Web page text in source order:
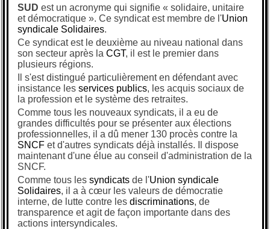
SUD est un acronyme qui signifie « solidaire, unitaire
et démocratique ». Ce syndicat est membre de l'Union
syndicale Solidaires.
Ce syndicat est le deuxième au niveau national dans
son secteur après la CGT, il est le premier dans
plusieurs régions.
Il s'est distingué particulièrement en défendant avec
insistance les services publics, les acquis sociaux de
la profession et le système des retraites.
Comme tous les nouveaux syndicats, il a eu de
grandes difficultés pour se présenter aux élections
professionnelles, il a dû mener 130 procès contre la
SNCFet d'autres syndicats déjà installés. Il dispose
maintenant d'une élue au conseil d'administration de la
SNCF.
Comme tous les syndicatsde l'Union syndicale
Solidaires, il a à cœur les valeurs de démocratie
interne, de lutte contre les discriminations, de
transparence et agit de façon importante dans des
actions intersyndicales.